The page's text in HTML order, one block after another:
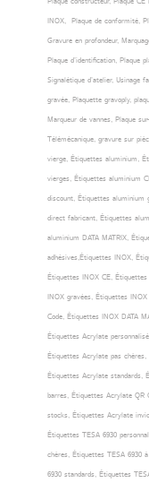
INOX, Plaque de conformité,
Gravure en profondeur,
Plaque d’identification, Plaque
Signalétique d’atelier, Usinage
gravée, Plaquette gravoply,
Marqueur de vannes, Plaque
Télémécanique, gravure sur
vierge, Étiquettes aluminium,
vierges, Étiquettes aluminium
discount, Étiquettes aluminium
direct fabricant, Étiquettes
aluminium DATA MATRIX,
adhésives,Étiquettes INOX,
Étiquettes INOX CE,
INOX gravées, Étiquettes
Code, Étiquettes INOX DATA
Étiquettes Acrylate
Étiquettes Acrylate pas
Étiquettes Acrylate standards,
barres, Étiquettes Acrylate QR
stocks, Étiquettes Acrylate
Étiquettes TESA 6930
chères, Étiquettes TESA 6930
6930 standards, Étiquettes